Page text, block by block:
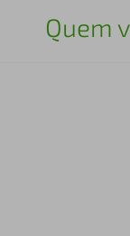
Quem